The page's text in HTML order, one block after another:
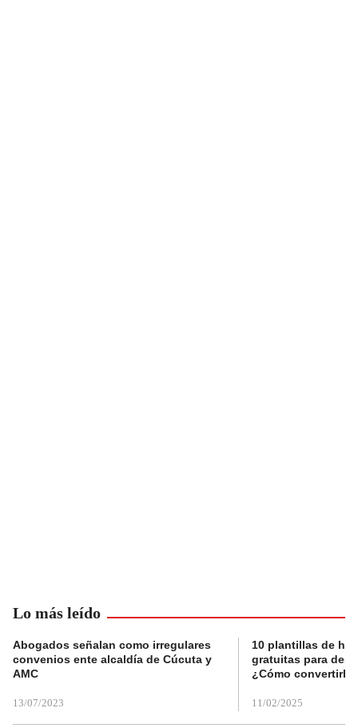
Lo más leído
Abogados señalan como irregulares
convenios ente alcaldía de Cúcuta y
AMC
13/07/2023
10 plantillas de
gratuitas para
¿Cómo convertirla
11/02/2025